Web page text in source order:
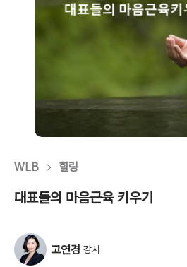
WLB 힐링
대표들의 마음근육 키우기
고연경 강사